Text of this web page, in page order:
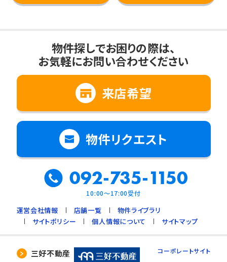
物件探しでお困りの際は、
お気軽にお問い合わせください
来店希望
物件リクエスト
092-735-1150
10:00～17:00受付
運営会社情報 店舗一覧
物件ライブラリ
サイトポリシー
個人情報について サイトマップ
三好不動産 コーポレートサイト